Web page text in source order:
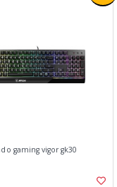
gaming vigor gk30